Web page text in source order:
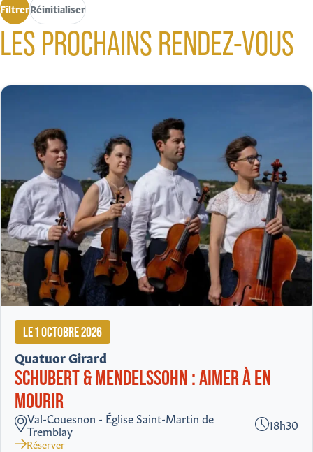
FiltrerRéinitialiser
LES PROCHAINS RENDEZ-VOUS
LE 1 OCTOBRE 2026
Quatuor Girard
SCHUBERT & MENDELSSOHN : AIMER À EN
MOURIR
Val-Couesnon - Église Saint-Martin de
Tremblay 18h30
Réserver